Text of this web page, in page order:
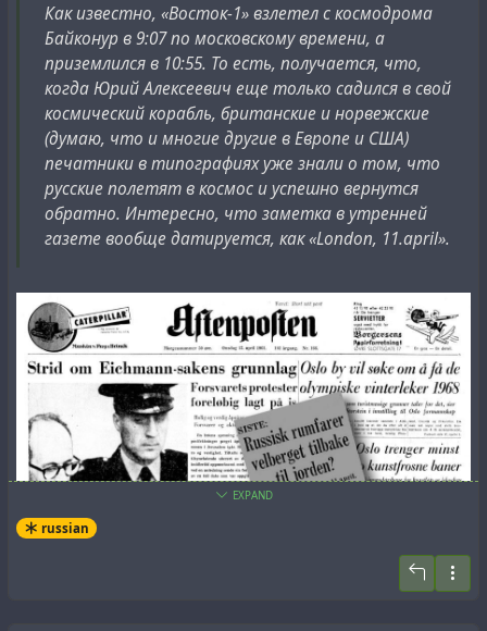
Here's this issue of the London Daily Worker from
Wednesday, 12 April, 1961, which was likely referenced by
previous newspapers:
Как известно, «Восток-1» взлетел с космодрома
Байконур в 9:07 по московскому времени, а
приземлился в 10:55. То есть, получается, что,
когда Юрий Алексеевич еще только садился в свой
космический корабль, британские и норвежские
(думаю, что и многие другие в Европе и США)
печатники в типографиях уже знали о том, что
русские полетят в космос и успешно вернутся
обратно. Интересно, что заметка в утренней
газете вообще датируется, как «London, 11.april».
EXPAND
russian